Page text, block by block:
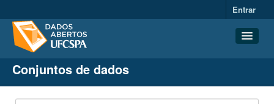
Entrar
Conjuntos de dados
Organizações
Conjuntos de dados